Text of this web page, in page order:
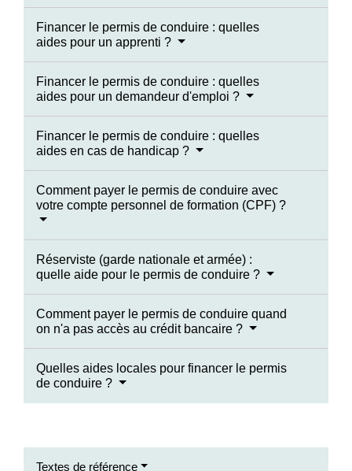
Financer le permis de conduire : quelles
aides pour un apprenti ?
Financer le permis de conduire : quelles
aides pour un demandeur d'emploi ?
Financer le permis de conduire : quelles
aides en cas de handicap ?
Comment payer le permis de conduire avec
votre compte personnel de formation (CPF) ?
Réserviste (garde nationale et armée) :
quelle aide pour le permis de conduire ?
Comment payer le permis de conduire quand
on n'a pas accès au crédit bancaire ?
Quelles aides locales pour financer le permis
de conduire ?
Textes de référence